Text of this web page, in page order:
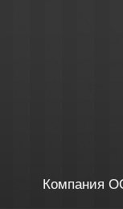
Компания